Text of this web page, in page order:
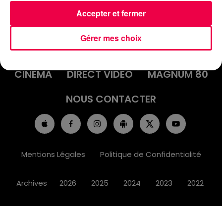
ACCUEIL INFOS
EMISSIONS
AGENDA
JEUX
PODCASTS
CINÉMA
DIRECT VIDÉO
MAGNUM 80
NOUS CONTACTER
Mentions Légales Politique de Confidentialité
Archives 2026 2025 2024 2023 2022
Gérer mes choix
Accepter et fermer